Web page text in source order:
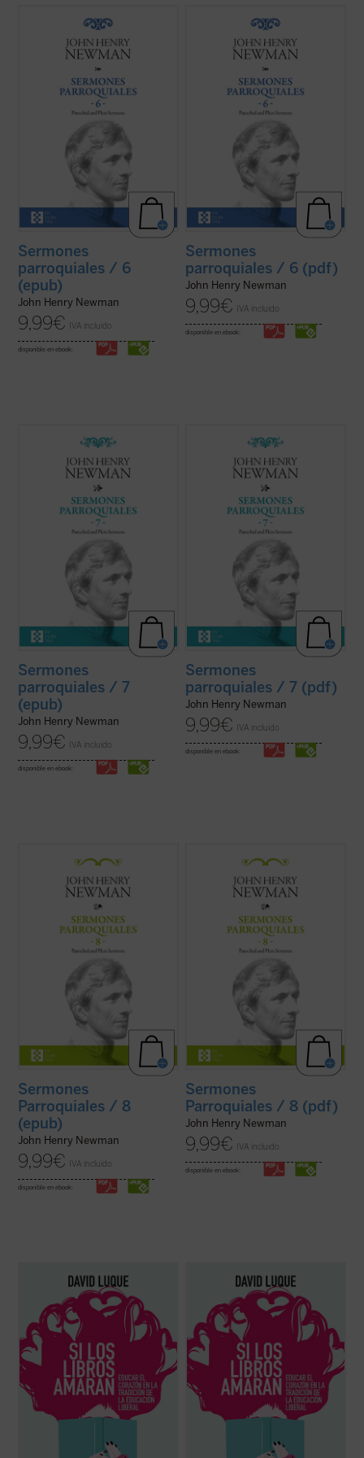
Los sermones de esta sexta entrega de los
Sermones Parroquialesfueron predicados
a lo largo de seis años, entre 1836 y el
decisivo 1841. La impresión es que
Newman seleccionó con mucho equilibrio
los veinticinco sermones de este volumen.
Sermones
parroquiales / 6
(epub)
John Henry Newman
9,99€ IVA incluido
disponible en ebook:
Los sermones de esta sexta entrega de los
Sermones Parroquialesfueron predicados
a lo largo de seis años, entre 1836 y el
decisivo 1841. La impresión es que
Newman seleccionó con mucho equilibrio
los veinticinco sermones de este volumen.
Sermones
parroquiales / 6 (pdf)
John Henry Newman
9,99€ IVA incluido
disponible en ebook:
En 1842, tras la aparición del sexto
volumen, Newman había dado por
terminada la publicación de la serie de sus
Sermones parroquiales. En esos
momentos se hallaba inmerso en el
dramático proceso interior que culminaría
con su conversión ...(ver ficha)
Sermones
parroquiales / 7
(epub)
John Henry Newman
9,99€ IVA incluido
disponible en ebook:
En 1842, tras la aparición del sexto
volumen, Newman había dado por
terminada la publicación de la serie de sus
Sermones parroquiales. En esos
momentos se hallaba inmerso en el
dramático proceso interior que culminaría
con su conversión ...(ver ficha)
Sermones
parroquiales / 7 (pdf)
John Henry Newman
9,99€ IVA incluido
disponible en ebook:
textos reunidos en este último volumen de
Sermones parroquiales no formaron
parte de la primera edición de 1842, previa
a la conversión de Newman al catolicismo,
sino que fueron incluidos en la ...
Sermones
Parroquiales / 8
(epub)
John Henry Newman
9,99€ IVA incluido
disponible en ebook:
textos reunidos en este último volumen de
Sermones parroquiales no formaron
parte de la primera edición de 1842, previa
a la conversión de Newman al catolicismo,
sino que fueron incluidos en la ...
Sermones
Parroquiales / 8 (pdf)
John Henry Newman
9,99€ IVA incluido
disponible en ebook:
David Luque investiga la teoría de la
«educación liberal» a fin de hablar sobre el
amor: el amor a los libros, el amor a las
criaturas y el amor divino. Un conjunto de
ensayos que pueden ser leídos
separadamente o en conjunto por
cualquiera ...
(ver ficha)
David Luque investiga la teoría de la
«educación liberal» a fin de hablar sobre el
amor: el amor a los libros, el amor a las
criaturas y el amor divino. Un conjunto de
ensayos que pueden ser leídos
separadamente o en conjunto por
cualquiera ...
(ver ficha)